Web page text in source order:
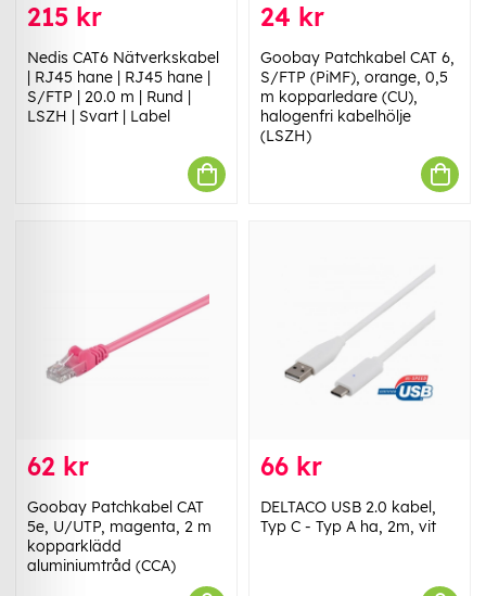
215 kr
Nedis CAT6 Nätverkskabel
| RJ45 hane | RJ45 hane |
S/FTP | 20.0 m | Rund |
LSZH | Svart | Label
24 kr
Goobay Patchkabel CAT 6,
S/FTP (PiMF), orange, 0,5
m kopparledare (CU),
halogenfri kabelhölje
(LSZH)
62 kr
Goobay Patchkabel CAT
5e, U/UTP, magenta, 2 m
kopparklädd
aluminiumtråd (CCA)
66 kr
DELTACO USB 2.0 kabel,
Typ C - Typ A ha, 2m, vit